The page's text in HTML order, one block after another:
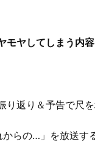
モヤしてしまう内容
り返り＆予告で尺を
からの…」を放送す